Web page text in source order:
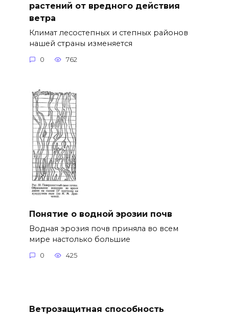
растений от вредного действия
ветра
Климат лесостепных и степных районов
нашей страны изменяется
0 762
Понятие о водной эрозии почв
Водная эрозия почв приняла во всем
мире настолько большие
0 425
Ветрозащитная способность